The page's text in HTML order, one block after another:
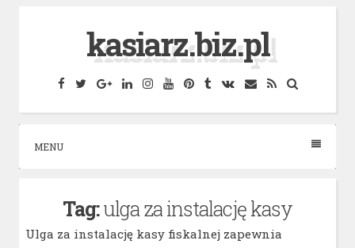
kasiarz.biz.pl
Facebook
TwitterGoogleLinkedinInstagram
YouTubePinterest
Tumblr
VK EmailRSS
MENU
Tag:ulga za instalację kasy
Ulga za instalację kasy fiskalnej zapewnia